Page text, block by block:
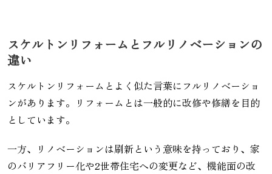
スケルトンリフォームとフルリノベーションの
違い
スケルトンリフォームとよく似た言葉にフルリノベーショ
ンがあります。リフォームとは一般的に改修や修繕を目的
としています。
一方、リノベーションは刷新という意味を持っており、家
のバリアフリー化や2世帯住宅への変更など、機能面の改